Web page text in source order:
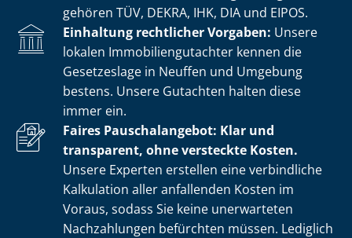
gehören TÜV, DEKRA, IHK, DIA und EIPOS.
Einhaltung rechtlicher Vorgaben: Unsere
lokalen Im­mo­bi­li­en­gut­ach­ter kennen die
Gesetzeslage in Neuffen und Umgebung
bestens. Unsere Gutachten halten diese
immer ein.
Faires Pauschalangebot: Klar und
transparent, ohne versteckte Kosten.
Unsere Experten erstellen eine verbindliche
Kalkulation aller anfallenden Kosten im
Voraus, sodass Sie keine unerwarteten
Nachzahlungen befürchten müssen. Lediglich